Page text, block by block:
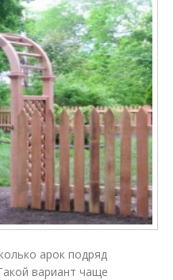
арок подряд
вариант чаще